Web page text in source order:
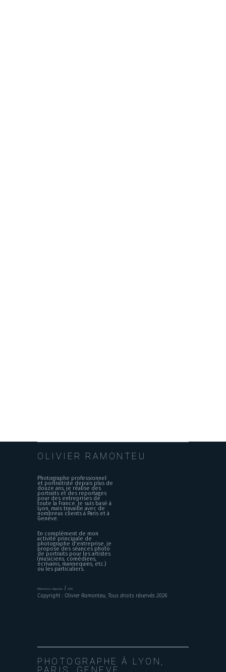
OLIVIER RAMONTEU
Photographe professionnel
et portraitiste depuis plus de
douze ans, je réalise des
portraits et des reportages
pour des entreprises de
toute la France. Je suis basé à
Lyon, mais travaille avec de
nombreux clients à Paris et à
Genève.
En complément de mon
activité principale de
photographe d'entreprise, je
propose des séances photo
de portraits pour les artistes
(musiciens, comédiens,
écrivains, mannequins, etc.)
ou les particuliers.
Mentions légales | CGV
Copyright : Olivier Ramonteu, Tous droits réservés 2026
PHOTOGRAPHE À LYON,